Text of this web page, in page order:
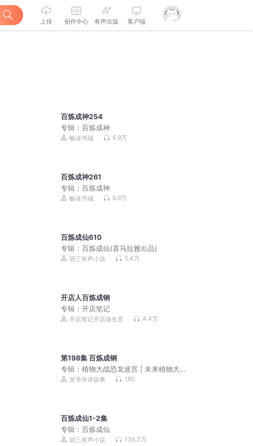
上传 创作中心 有声出版 客户端
百炼成神254
专辑：百炼成神
畅读书城 6.9万
百炼成神261
专辑：百炼成神
畅读书城 6.9万
百炼成仙610
专辑：百炼成仙(喜马拉雅出品)
胡三有声小说 5.4万
开店人百炼成钢
专辑：开店笔记
开店笔记开店做生意 4.4万
第198集 百炼成钢
专辑：植物大战恐龙迷宫 | 未来植物大
战 | 睡前故事
龙爷爷讲故事 180
百炼成仙1-2集
专辑：百炼成仙
胡三有声小说 136.3万